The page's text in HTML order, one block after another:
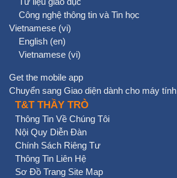
Công nghệ thông tin và Tin học
Vietnamese ‎(vi)‎
English ‎(en)‎
Vietnamese ‎(vi)‎
Get the mobile app
Chuyển sang Giao diện dành cho máy tính
T&T THẦY TRÒ
Thông Tin Về Chúng Tôi
Nội Quy Diễn Đàn
Chính Sách Riêng Tư
Thông Tin Liên Hệ
Sơ Đồ Trang Site Map